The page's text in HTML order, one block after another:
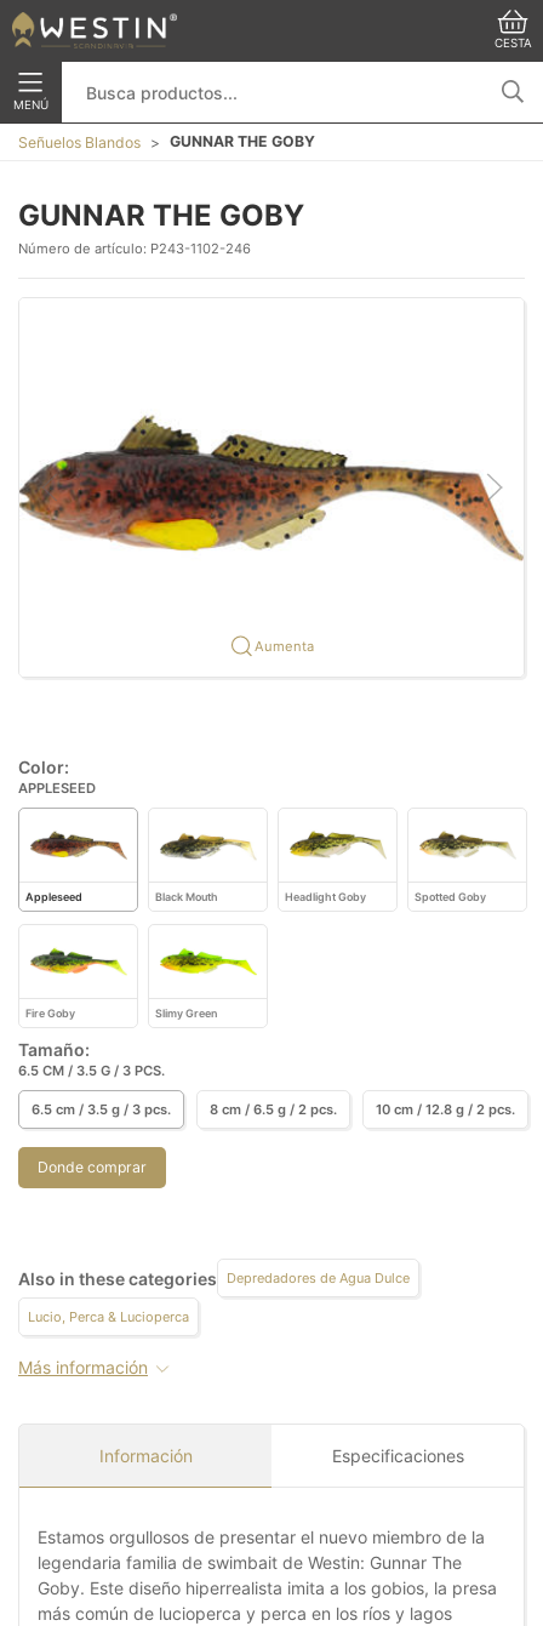
CESTA
MENÚ
Señuelos Blandos GUNNAR THE GOBY
GUNNAR THE GOBY
Número de artículo: P243-1102-246
Aumenta
Color:
APPLESEED
Appleseed Black Mouth Headlight Goby Spotted Goby
Fire Goby Slimy Green
Tamaño:
6.5 CM / 3.5 G / 3 PCS.
6.5 cm / 3.5 g / 3 pcs. 8 cm / 6.5 g / 2 pcs. 10 cm / 12.8 g / 2 pcs.
Donde comprar
Also in these categories Depredadores de Agua Dulce
Lucio, Perca & Lucioperca
Más información
Información Especificaciones
Estamos orgullosos de presentar el nuevo miembro de la
legendaria familia de swimbait de Westin: Gunnar The
Goby. Este diseño hiperrealista imita a los gobios, la presa
más común de lucioperca y perca en los ríos y lagos